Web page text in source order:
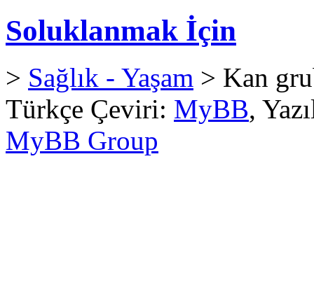
Soluklanmak İçin
> Sağlık - Yaşam > Kan
Türkçe Çeviri: MyBB,
MyBB Group